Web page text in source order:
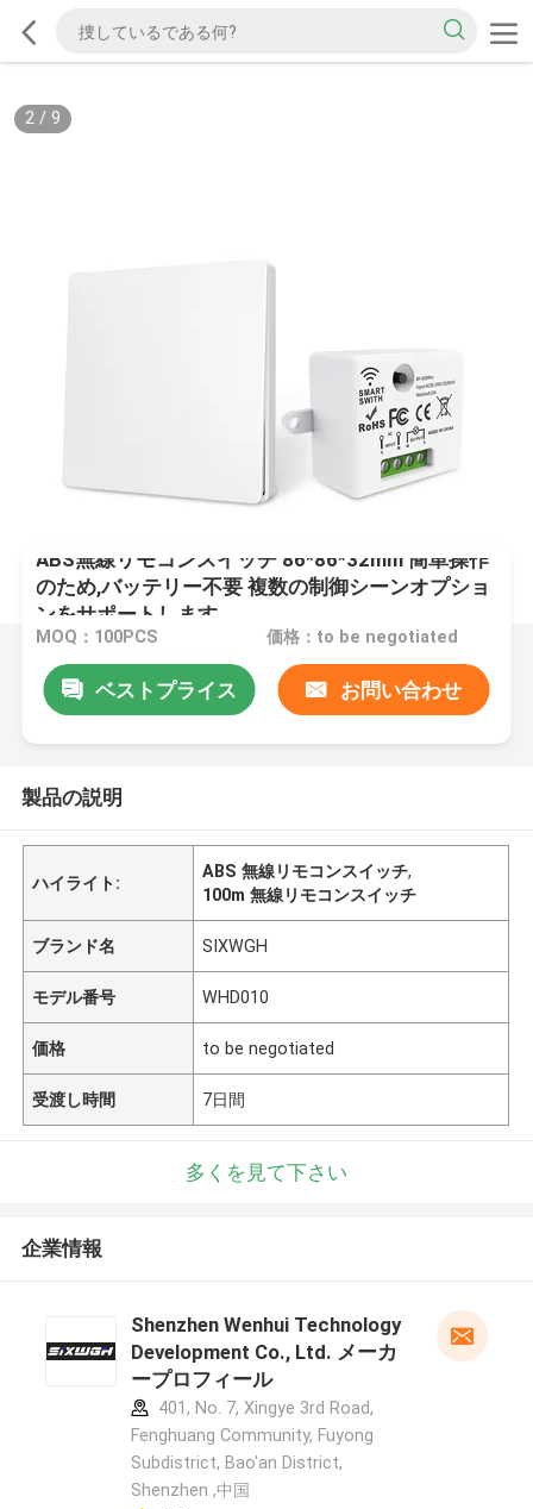
2/ 9
ABS無線リモコンスイッチ 86*86*32mm 簡単操作
のため,バッテリー不要 複数の制御シーンオプショ
ンをサポートします.
MOQ：100PCS 価格：to be negotiated
ベストプライス お問い合わせ
製品の説明
ハイライト:
ABS 無線リモコンスイッチ,
100m 無線リモコンスイッチ
ブランド名 SIXWGH
モデル番号 WHD010
価格 to be negotiated
受渡し時間 7日間
多くを見て下さい
企業情報
Shenzhen Wenhui Technology
Development Co., Ltd. メーカ
ープロフィール
401, No. 7, Xingye 3rd Road,
Fenghuang Community, Fuyong
Subdistrict, Bao'an District,
Shenzhen ,中国